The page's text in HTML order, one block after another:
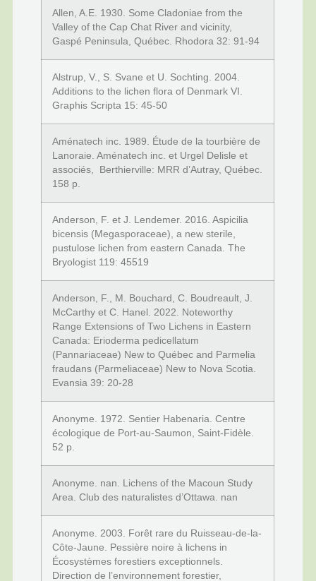
Allen, A.E. 1930. Some Cladoniae from the
Valley of the Cap Chat River and vicinity,
Gaspé Peninsula, Québec. Rhodora 32: 91-94
Alstrup, V., S. Svane et U. Sochting. 2004.
Additions to the lichen flora of Denmark VI.
Graphis Scripta 15: 45-50
Aménatech inc. 1989. Étude de la tourbière de
Lanoraie. Aménatech inc. et Urgel Delisle et
associés, Berthierville: MRR d’Autray, Québec.
158 p.
Anderson, F. et J. Lendemer. 2016. Aspicilia
bicensis (Megasporaceae), a new sterile,
pustulose lichen from eastern Canada. The
Bryologist 119: 45519
Anderson, F., M. Bouchard, C. Boudreault, J.
McCarthy et C. Hanel. 2022. Noteworthy
Range Extensions of Two Lichens in Eastern
Canada: Erioderma pedicellatum
(Pannariaceae) New to Québec and Parmelia
fraudans (Parmeliaceae) New to Nova Scotia.
Evansia 39: 20-28
Anonyme. 1972. Sentier Habenaria. Centre
écologique de Port-au-Saumon, Saint-Fidèle.
52 p.
Anonyme. nan. Lichens of the Macoun Study
Area. Club des naturalistes d’Ottawa. nan
Anonyme. 2003. Forêt rare du Ruisseau-de-la-
Côte-Jaune. Pessière noire à lichens in
Écosystèmes forestiers exceptionnels.
Direction de l’environnement forestier,